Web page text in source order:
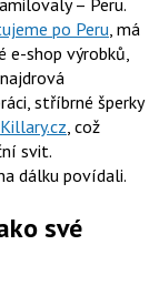
po Peru , má
e-shop výrobků,
stříbrné šperky
Killary.cz , což
svit.
dálku povídali.
své